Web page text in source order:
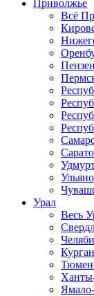
Приволжье
Всё
Урал
Весь